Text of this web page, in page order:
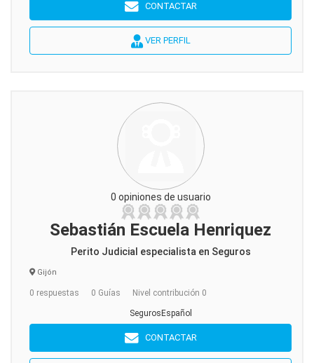
CONTACTAR
VER PERFIL
0 opiniones de usuario
Sebastián Escuela Henriquez
Perito Judicial especialista en Seguros
Gijón
0 respuestas 0 Guías Nivel contribución 0
SegurosEspañol
CONTACTAR